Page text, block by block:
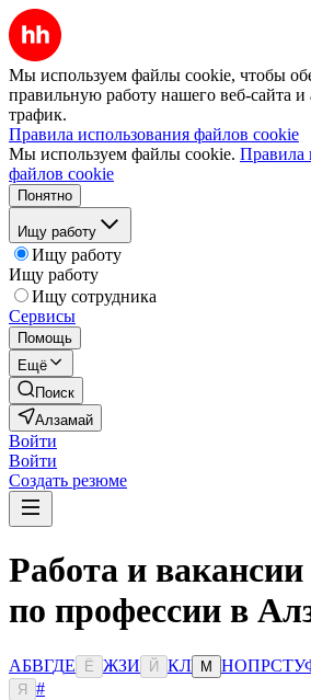
Мы используем файлы cookie, чтобы
правильную работу нашего веб-сайта и
трафик.
Правила использования файлов cookie
Мы используем файлы cookie. Правила
файлов cookie
Понятно
Ищу работу
Ищу работу
Ищу работу
Ищу сотрудника
Сервисы
Помощь
Ещё
Поиск
Алзамай
Войти
Войти
Создать резюме
Работа и вакансии
по профессии в
АБВГДЕ Ё ЖЗИ Й КЛ М НОПРСТУ
Я
#